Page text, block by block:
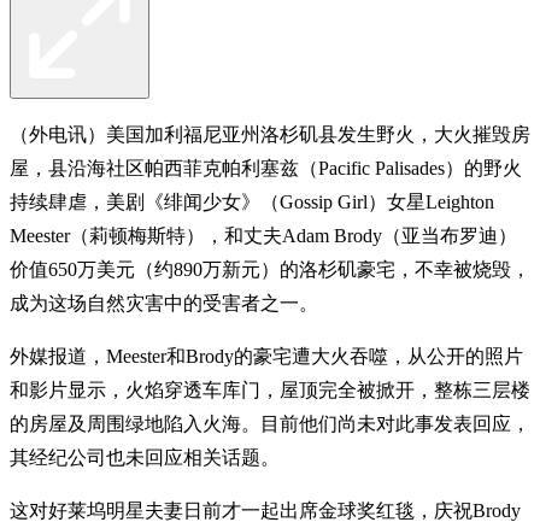
（外电讯）美国加利福尼亚州洛杉矶县发生野火，大火摧毁房
屋，县沿海社区帕西菲克帕利塞兹（Pacific Palisades）的野火
持续肆虐，美剧《绯闻少女》（Gossip Girl）女星Leighton
Meester（莉顿梅斯特），和丈夫Adam Brody（亚当布罗迪）
价值650万美元（约890万新元）的洛杉矶豪宅，不幸被烧毁，
成为这场自然灾害中的受害者之一。
外媒报道，Meester和Brody的豪宅遭大火吞噬，从公开的照片
和影片显示，火焰穿透车库门，屋顶完全被掀开，整栋三层楼
的房屋及周围绿地陷入火海。目前他们尚未对此事发表回应，
其经纪公司也未回应相关话题。
这对好莱坞明星夫妻日前才一起出席金球奖红毯，庆祝Brody